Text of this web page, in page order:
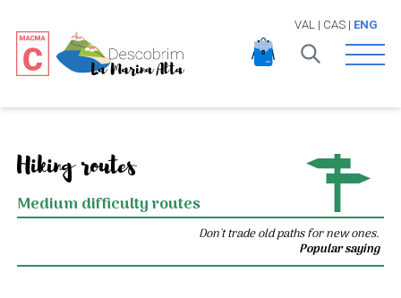
VAL | CAS| ENG
Open
Hiking routes
Medium difficulty routes
Don't trade old paths for new ones.
Popular saying